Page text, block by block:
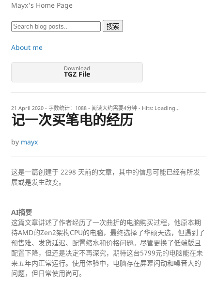
Mayx's Home Page
About me
Download
TGZ File
21 April 2020 - 字数统计：1088 - 阅读大约需要4分钟 - Hits: Loading...
记一次买笔电的经历
by mayx
这是一篇创建于 2298 天前的文章，其中的信息可能已经有所发
展或是发生改变。
AI摘要
这篇文章讲述了作者经历了一次曲折的电脑购买过程，他原本期
待AMD的Zen2架构CPU的电脑，最终选择了华硕天选，但遇到了
预售难、发货延迟、配置缩水和价格问题。尽管更换了低端版且
配置下降，但还是决定不再深究，期待这台5799元的电脑能在未
来五年内正常运行。使用体验中，电脑存在屏幕闪动和噪音大的
问题，但日常使用尚可。